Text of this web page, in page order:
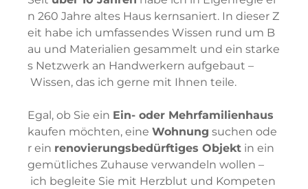
n 260 Jahre altes Haus kernsaniert. In dieser Z
eit habe ich umfassendes Wissen rund um B
au und Materialien gesammelt und ein starke
s Netzwerk an Handwerkern aufgebaut –
Wissen, das ich gerne mit Ihnen teile.
Egal, ob Sie ein Ein- oder Mehrfamilienhaus
kaufen möchten, eine Wohnung suchen ode
r ein renovierungsbedürftiges Objekt in ein
gemütliches Zuhause verwandeln wollen –
ich begleite Sie mit Herzblut und Kompeten